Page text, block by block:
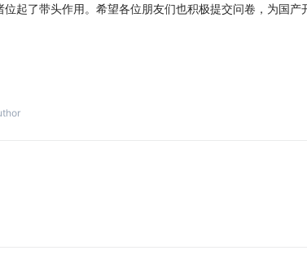
起了带头作用。希望各位朋友们也积极提交问卷，为国